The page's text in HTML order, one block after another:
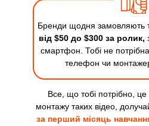
Бренди щодня замовляють
від $50 до $300 за ролик,
смартфон. Тобі не
телефон чи
Все, що тобі потрібно,
монтажу таких відео,
за перший місяць